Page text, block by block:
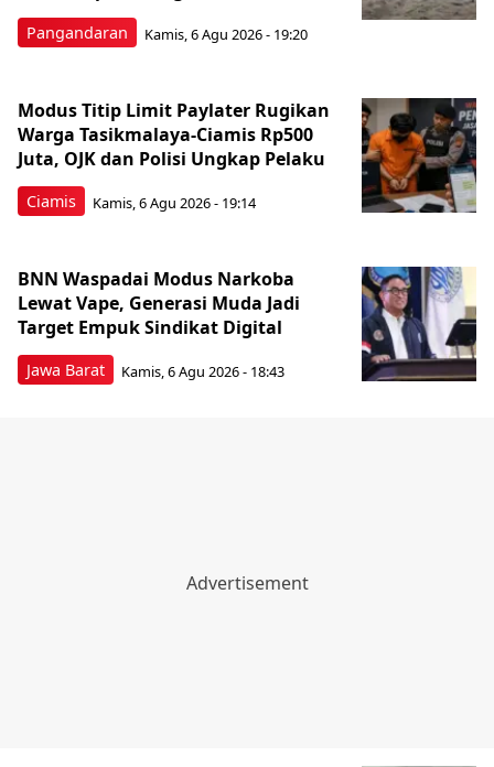
Pangandaran Kamis, 6 Agu 2026 - 19:20
Ciamis
Modus Titip Limit Paylater Rugikan
Warga Tasikmalaya-Ciamis Rp500
Juta, OJK dan Polisi Ungkap Pelaku
Kamis, 6 Agu 2026 - 19:14
Jawa Barat
BNN Waspadai Modus Narkoba
Lewat Vape, Generasi Muda Jadi
Target Empuk Sindikat Digital
Kamis, 6 Agu 2026 - 18:43